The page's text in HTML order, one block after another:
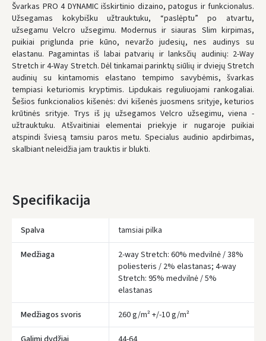
LP Express kurjeris - 4.00 €
Pirmadienį, Rugpjūčio 10 d.
UŽSAKYMUS NUO80 € PRISTATOME NEMOKAMAI!
IKI NEMOKAMO PRISTATYMO TRŪKSTA:80 €
* Pristatymo terminai yra preliminarūs ir gali priklausyti nuo kurjerių
užimtumo.
Švarkas PRO 4 DYNAMIC išskirtinio dizaino, patogus ir funkcionalus.
Užsegamas kokybišku užtrauktuku, “paslėptu” po atvartu,
užsegamu Velcro užsegimu. Modernus ir siauras Slim kirpimas,
puikiai priglunda prie kūno, nevaržo judesių, nes audinys su
elastanu. Pagamintas iš labai patvarių ir lanksčių audinių: 2-Way
Stretch ir 4-Way Stretch. Dėl tinkamai parinktų siūlių ir dviejų Stretch
audinių su kintamomis elastano tempimo savybėmis, švarkas
tempiasi keturiomis kryptimis. Lipdukais reguliuojami rankogaliai.
Šešios funkcionalios kišenės: dvi kišenės juosmens srityje, keturios
krūtinės srityje. Trys iš jų užsegamos Velcro užsegimu, viena -
užtrauktuku. Atšvaitiniai elementai priekyje ir nugaroje puikiai
atspindi šviesą tamsiu paros metu. Specialus audinio apdirbimas,
skalbiant neleidžia jam trauktis ir blukti.
Specifikacija
Spalva tamsiai pilka
Medžiaga
2-way Stretch: 60% medvilnė / 38%
poliesteris / 2% elastanas; 4-way
Stretch: 95% medvilnė / 5%
elastanas
Medžiagos svoris 260 g/m² +/-10 g/m²
Įvertinimas: